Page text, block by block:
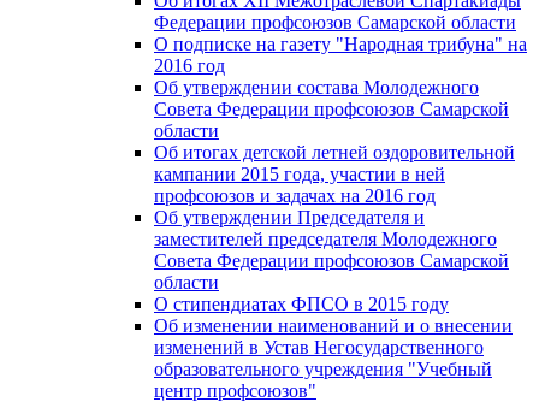
Федерации профсоюзов Самарской области
О подписке на газету "Народная трибуна" на
2016 год
Об утверждении состава Молодежного
Совета Федерации профсоюзов Самарской
области
Об итогах детской летней оздоровительной
кампании 2015 года, участии в ней
профсоюзов и задачах на 2016 год
Об утверждении Председателя и
заместителей председателя Молодежного
Совета Федерации профсоюзов Самарской
области
О стипендиатах ФПСО в 2015 году
Об изменении наименований и о внесении
изменений в Устав Негосударственного
образовательного учреждения "Учебный
центр профсоюзов"